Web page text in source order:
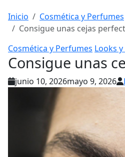
Inicio
Cosmética y Perfumes
Consigue unas cejas
Cosmética y Perfumes Looks
Consigue unas
junio 10, 2026mayo 9, 2026